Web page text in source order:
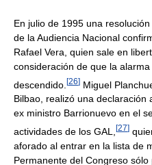
En julio de 1995 una
de la Audiencia Nacional
Rafael Vera, quien sale en
consideración de que la
descendido. [26] Miguel
Bilbao, realizó una
ex ministro Barrionuevo en el
actividades de los GAL,
[27]
aforado al entrar en la lista de
Permanente del Congreso